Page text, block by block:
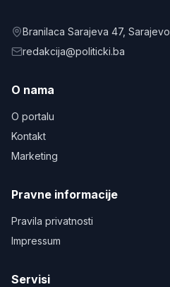
Branilaca Sarajeva 47, Sarajevo
redakcija@politicki.ba
O nama
O portalu
Kontakt
Marketing
Pravne informacije
Pravila privatnosti
Impressum
Servisi